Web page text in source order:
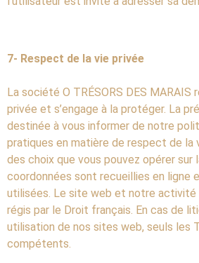
7- Respect de la vie privée
La société O TRÉSORS DES
privée et s’engage à la protéger. La
destinée à vous informer de notre
pratiques en matière de respect de la
des choix que vous pouvez opérer sur
coordonnées sont recueillies en ligne
utilisées. Le site web et notre
régis par le Droit français. En cas de
utilisation de nos sites web, seuls les
compétents.